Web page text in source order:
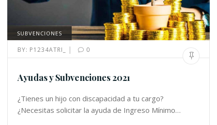
SUBVENCIONES
BY: P1234ATRI_ | 0
Ayudas y Subvenciones 2021
¿Tienes un hijo con discapacidad a tu cargo?
¿Necesitas solicitar la ayuda de Ingreso Mínimo…